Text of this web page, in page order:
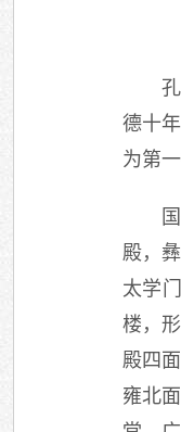
德十
为第
殿，
太学
楼，
殿四
雍北